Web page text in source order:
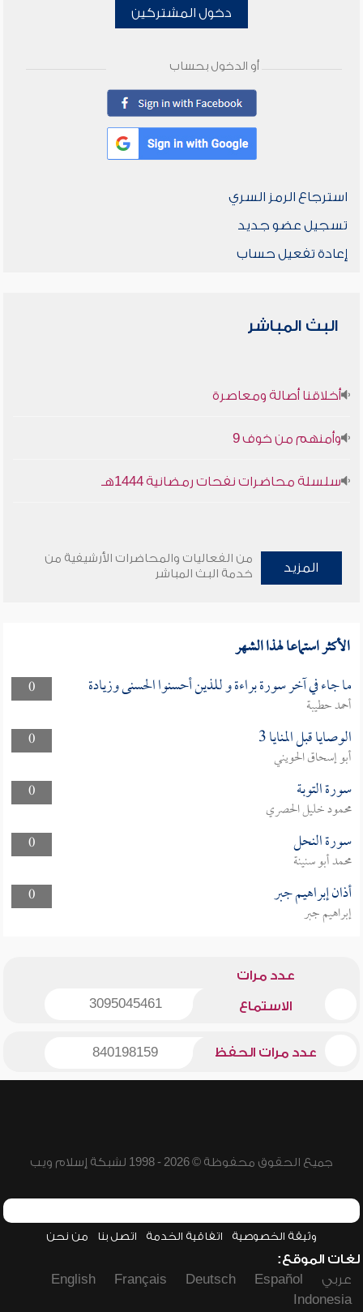
دخول المشتركين
أو الدخول بحساب
استرجاع الرمز السري
تسجيل عضو جديد
إعادة تفعيل حساب
البث المباشر
أخلاقنا أصالة ومعاصرة
وأمنهم من خوف 9
سلسلة محاضرات نفحات رمضانية 1444هـ
المزيد
من الفعاليات والمحاضرات الأرشيفية من
خدمة البث المباشر
الأكثر استماعا لهذا الشهر
0 ما جاء في آخر سورة براءة و للذين أحسنوا الحسنى وزيادة
أحمد حطيبة
0
الوصايا قبل المنايا 3
أبو إسحاق الحويني
0
سورة التوبة
محمود خليل الحصري
0
سورة النحل
محمد أبو سنينة
0
أذان إبراهيم جبر
إبراهيم جبر
عدد مرات
الاستماع 3095045461
عدد مرات الحفظ 840198159
جميع الحقوق محفوظة © 2026 - 1998 لشبكة إسلام ويب
وثيقة الخصوصية اتفاقية الخدمة اتصل بنا من نحن
لغات الموقع:
عربي
Español
Deutsch
Français
English
Indonesia